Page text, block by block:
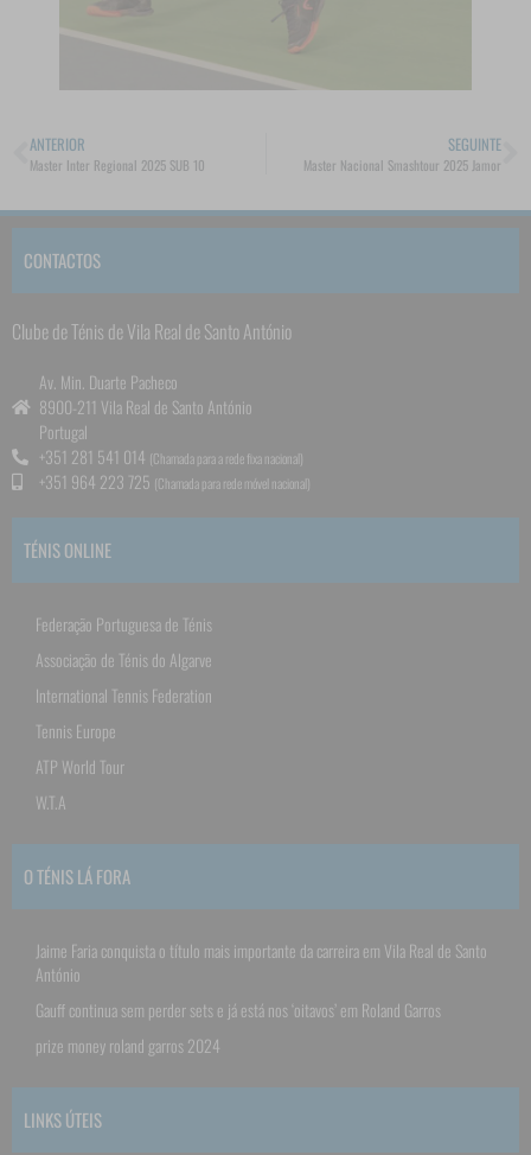
ANTERIOR
Master Inter Regional 2025 SUB 10
SEGUINTE
Master Nacional Smashtour 2025 Jamor
CONTACTOS
Clube de Ténis de Vila Real de Santo António
Av. Min. Duarte Pacheco
8900-211 Vila Real de Santo António
Portugal
+351 281 541 014 (Chamada para a rede fixa nacional)
+351 964 223 725 (Chamada para rede móvel nacional)
TÉNIS ONLINE
Federação Portuguesa de Ténis
Associação de Ténis do Algarve
International Tennis Federation
Tennis Europe
ATP World Tour
W.T.A
O TÉNIS LÁ FORA
Jaime Faria conquista o título mais importante da carreira em Vila Real de Santo
António
Gauff continua sem perder sets e já está nos ‘oitavos’ em Roland Garros
prize money roland garros 2024
LINKS ÚTEIS